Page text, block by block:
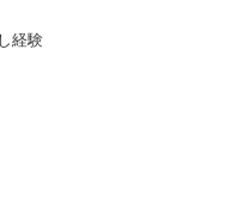
経験